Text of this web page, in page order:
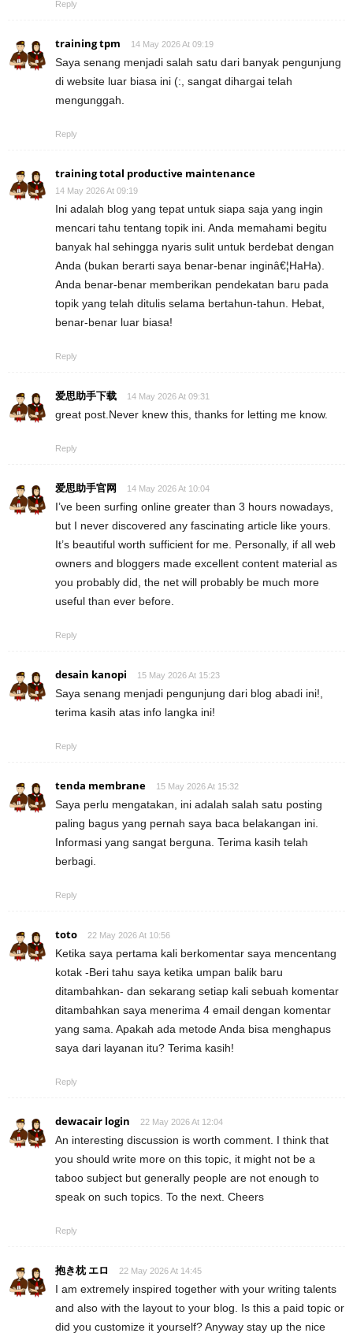
Reply
training tpm 14 May 2026 At 09:19
Saya senang menjadi salah satu dari banyak pengunjung
di website luar biasa ini (:, sangat dihargai telah
mengunggah.
Reply
training total productive maintenance
14 May 2026 At 09:19
Ini adalah blog yang tepat untuk siapa saja yang ingin
mencari tahu tentang topik ini. Anda memahami begitu
banyak hal sehingga nyaris sulit untuk berdebat dengan
Anda (bukan berarti saya benar-benar inginâ€¦HaHa).
Anda benar-benar memberikan pendekatan baru pada
topik yang telah ditulis selama bertahun-tahun. Hebat,
benar-benar luar biasa!
Reply
爱思助手下载 14 May 2026 At 09:31
great post.Never knew this, thanks for letting me know.
Reply
爱思助手官网 14 May 2026 At 10:04
I’ve been surfing online greater than 3 hours nowadays,
but I never discovered any fascinating article like yours.
It’s beautiful worth sufficient for me. Personally, if all web
owners and bloggers made excellent content material as
you probably did, the net will probably be much more
useful than ever before.
Reply
desain kanopi 15 May 2026 At 15:23
Saya senang menjadi pengunjung dari blog abadi ini!,
terima kasih atas info langka ini!
Reply
tenda membrane 15 May 2026 At 15:32
Saya perlu mengatakan, ini adalah salah satu posting
paling bagus yang pernah saya baca belakangan ini.
Informasi yang sangat berguna. Terima kasih telah
berbagi.
Reply
toto 22 May 2026 At 10:56
Ketika saya pertama kali berkomentar saya mencentang
kotak -Beri tahu saya ketika umpan balik baru
ditambahkan- dan sekarang setiap kali sebuah komentar
ditambahkan saya menerima 4 email dengan komentar
yang sama. Apakah ada metode Anda bisa menghapus
saya dari layanan itu? Terima kasih!
Reply
dewacair login 22 May 2026 At 12:04
An interesting discussion is worth comment. I think that
you should write more on this topic, it might not be a
taboo subject but generally people are not enough to
speak on such topics. To the next. Cheers
Reply
抱き枕 エロ 22 May 2026 At 14:45
I am extremely inspired together with your writing talents
and also with the layout to your blog. Is this a paid topic or
did you customize it yourself? Anyway stay up the nice